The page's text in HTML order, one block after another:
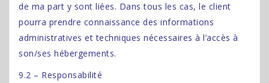
de ma part y sont liées. Dans tous les cas, le client
pourra prendre connaissance des informations
administratives et techniques nécessaires à l’accès à
son/ses hébergements.
9.2 – Responsabilité